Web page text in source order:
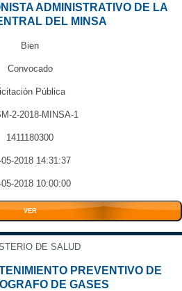
ADMINISTRATIVO DE LA
DEL MINSA
Bien
Convocado
Pública
2-2018-MINSA-1
1411180300
2018 14:31:37
2018 10:00:00
VER
DE SALUD
PREVENTIVO DE
DE GASES